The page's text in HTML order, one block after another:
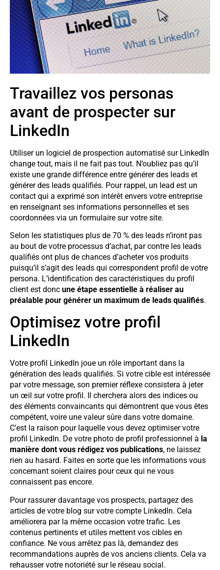
Travaillez vos personas
avant de prospecter sur
LinkedIn
Utiliser un logiciel de prospection automatisé sur LinkedIn
change tout, mais il ne fait pas tout. N’oubliez pas qu’il
existe une grande différence entre générer des leads et
générer des leads qualifiés. Pour rappel, un lead est un
contact qui a exprimé son intérêt envers votre entreprise
en renseignant ses informations personnelles et ses
coordonnées via un formulaire sur votre site.
Selon les statistiques plus de 70 % des leads n’iront pas
au bout de votre processus d’achat, par contre les leads
qualifiés ont plus de chances d’acheter vos produits
puisqu’il s’agit des leads qui correspondent profil de votre
persona. L’identification des caractéristiques du profil
client est donc une étape essentielle à réaliser au
préalable pour générer un maximum de leads qualifiés.
Optimisez votre profil
LinkedIn
Votre profil LinkedIn joue un rôle important dans la
génération des leads qualifiés. Si votre cible est intéressée
par votre message, son premier réflexe consistera à jeter
un œil sur votre profil. Il cherchera alors des indices ou
des éléments convaincants qui démontrent que vous êtes
compétent, voire une valeur sûre dans votre domaine.
C’est la raison pour laquelle vous devez optimiser votre
profil LinkedIn. De votre photo de profil professionnel à la
manière dont vous rédigez vos publications, ne laissez
rien au hasard. Faites en sorte que les informations vous
concernant soient claires pour ceux qui ne vous
connaissent pas encore.
Pour rassurer davantage vos prospects, partagez des
articles de votre blog sur votre compte LinkedIn. Cela
améliorera par la même occasion votre trafic. Les
contenus pertinents et utiles mettent vos cibles en
confiance. Ne vous arrêtez pas là, demandez des
recommandations auprès de vos anciens clients. Cela va
rehausser votre notoriété sur le réseau social.